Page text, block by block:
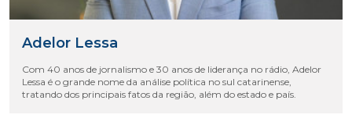
Adelor Lessa
Com 40 anos de jornalismo e 30 anos de liderança no rádio, Adelor
Lessa é o grande nome da análise política no sul catarinense,
tratando dos principais fatos da região, além do estado e país.